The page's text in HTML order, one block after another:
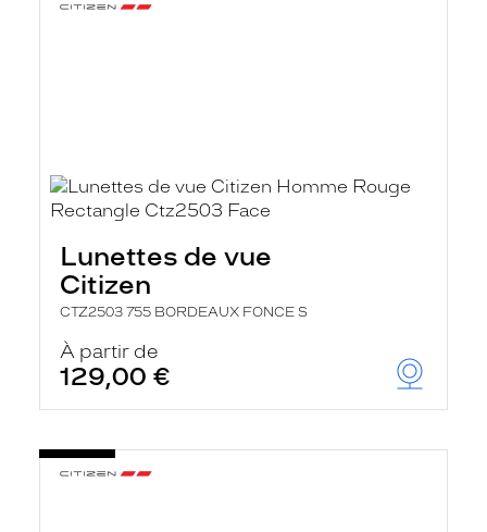
Lunettes de vue
Citizen
CTZ2503 755 BORDEAUX FONCE S
À partir de
129,00 €